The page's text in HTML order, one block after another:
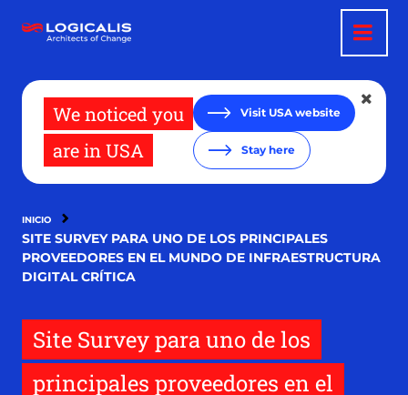
contenido
We noticed you
are in USA
Visit USA website
Stay here
INICIO
SITE SURVEY PARA UNO DE LOS PRINCIPALES
PROVEEDORES EN EL MUNDO DE INFRAESTRUCTURA
DIGITAL CRÍTICA
Site Survey para uno de los
principales proveedores en el